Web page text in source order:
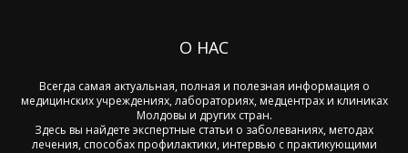
О НАС
Всегда самая актуальная, полная и полезная информация о
медицинских учреждениях, лабораториях, медцентрах и клиниках
Молдовы и других стран.
Здесь вы найдете экспертные статьи о заболеваниях, методах
лечения, способах профилактики, интервью с практикующими